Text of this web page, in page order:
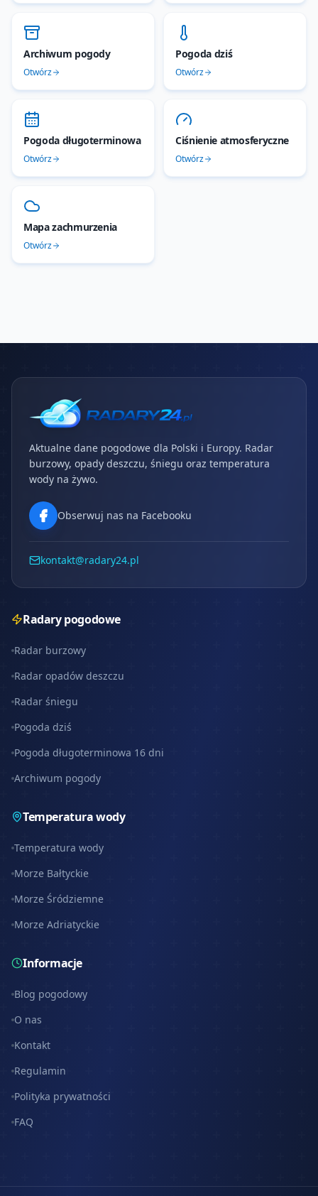
Archiwum pogody
Otwórz
Pogoda dziś
Otwórz
Pogoda długoterminowa
Otwórz
Ciśnienie atmosferyczne
Otwórz
Mapa zachmurzenia
Otwórz
Aktualne dane pogodowe dla Polski i Europy. Radar
burzowy, opady deszczu, śniegu oraz temperatura
wody na żywo.
Obserwuj nas na Facebooku
kontakt@radary24.pl
Radary pogodowe
Radar burzowy
Radar opadów deszczu
Radar śniegu
Pogoda dziś
Pogoda długoterminowa 16 dni
Archiwum pogody
Temperatura wody
Temperatura wody
Morze Bałtyckie
Morze Śródziemne
Morze Adriatyckie
Informacje
Blog pogodowy
O nas
Kontakt
Regulamin
Polityka prywatności
FAQ